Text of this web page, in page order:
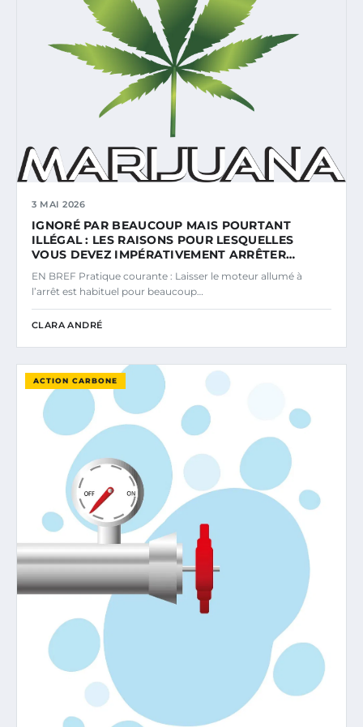
3 MAI 2026
IGNORÉ PAR BEAUCOUP MAIS POURTANT
ILLÉGAL : LES RAISONS POUR LESQUELLES
VOUS DEVEZ IMPÉRATIVEMENT ARRÊTER…
EN BREF Pratique courante : Laisser le moteur allumé à
l’arrêt est habituel pour beaucoup…
CLARA ANDRÉ
ACTION CARBONE